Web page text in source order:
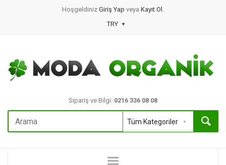
Hoşgeldiniz Giriş Yap veya Kayıt Ol .
TRY
Sipariş ve Bilgi: 0216 336 08 08